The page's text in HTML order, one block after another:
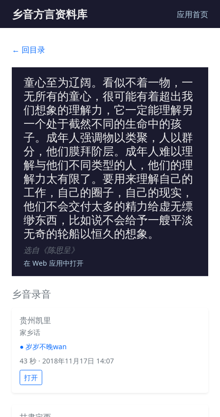
乡音方言资料库 应用首页
← 回目录
童心至为辽阔。看似不着一物，一
无所有的童心，很可能有着超出我
们想象的理解力，它一定能理解另
一个处于截然不同的生命中的孩
子。成年人强调物以类聚，人以群
分，他们膜拜阶层。成年人难以理
解与他们不同类型的人，他们的理
解力太有限了。要用来理解自己的
工作，自己的圈子，自己的现实，
他们不会交付太多的精力给虚无缥
缈东西，比如说不会给予一艘平淡
无奇的轮船以恒久的想象。
选自《陈思呈》
在 Web 应用中打开
乡音录音
贵州凯里
家乡话
● 岁岁不晚wan
43 秒 · 2018年11月17日 14:07
打开